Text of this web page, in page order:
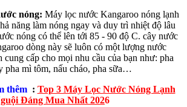
nóng: Máy lọc nước Kangaroo nóng lạnh
năng làm nóng ngay và duy trì nhiệt độ lâu
nóng có thể lên tới 85 - 90 độ C. cây nước
dòng này sẽ luôn có một lượng nước
cung cấp cho mọi nhu cầu của bạn như: pha
pha mì tôm, nấu cháo, pha sữa…
thêm : Top 3 Máy Lọc Nước Nóng Lạnh
Đáng Mua Nhất 2026